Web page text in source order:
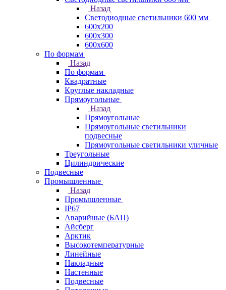
Назад
Светодиодные светильники 600 мм
600х200
600х300
600х600
По формам
Назад
По формам
Квадратные
Круглые накладные
Прямоугольные
Назад
Прямоугольные
Прямоугольные светильники
подвесные
Прямоугольные светильники уличные
Треугольные
Цилиндрические
Подвесные
Промышленные
Назад
Промышленные
IP67
Аварийные (БАП)
Айсберг
Арктик
Высокотемпературные
Линейные
Накладные
Настенные
Подвесные